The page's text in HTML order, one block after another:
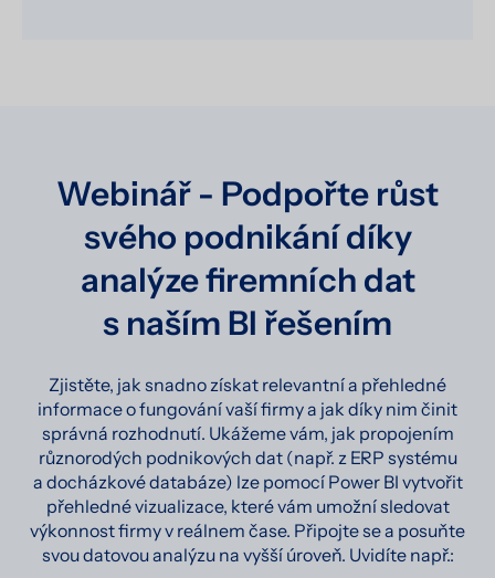
Webinář - Podpořte růst
svého podnikání díky
analýze firemních dat
s naším BI řešením
Zjistěte, jak snadno získat relevantní a přehledné
informace o fungování vaší firmy a jak díky nim činit
správná rozhodnutí. Ukážeme vám, jak propojením
různorodých podnikových dat (např. z ERP systému
a docházkové databáze) lze pomocí Power BI vytvořit
přehledné vizualizace, které vám umožní sledovat
výkonnost firmy v reálnem čase. Připojte se a posuňte
svou datovou analýzu na vyšší úroveň. Uvidíte např.: